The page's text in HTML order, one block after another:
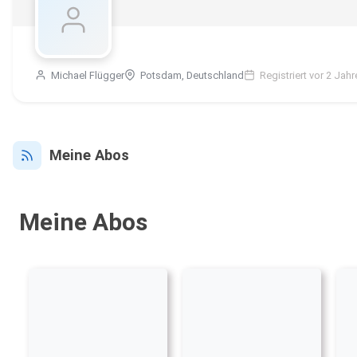
Michael Flügger Potsdam, Deutschland Registriert vor 2
Meine Abos
Meine Abos